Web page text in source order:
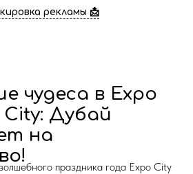
рекламы 📩
чудеса в Expo
City: Дубай
на
праздника года Expo City